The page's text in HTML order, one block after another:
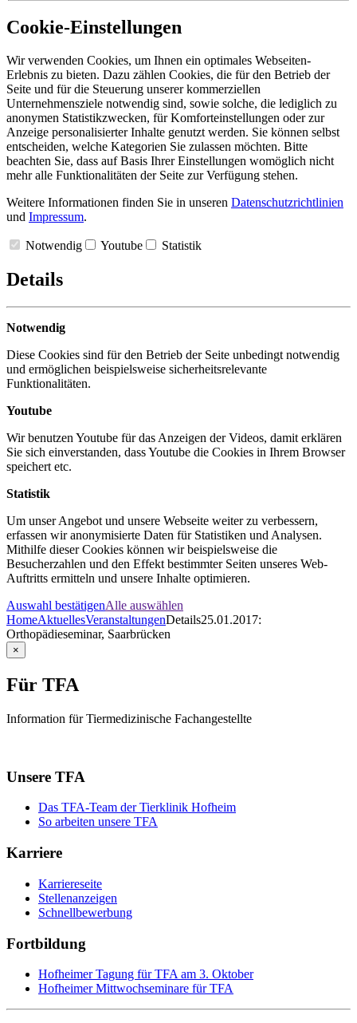
Cookie-Einstellungen
Wir verwenden Cookies, um Ihnen ein optimales Webseiten-
Erlebnis zu bieten. Dazu zählen Cookies, die für den Betrieb der
Seite und für die Steuerung unserer kommerziellen
Unternehmensziele notwendig sind, sowie solche, die lediglich zu
anonymen Statistikzwecken, für Komforteinstellungen oder zur
Anzeige personalisierter Inhalte genutzt werden. Sie können selbst
entscheiden, welche Kategorien Sie zulassen möchten. Bitte
beachten Sie, dass auf Basis Ihrer Einstellungen womöglich nicht
mehr alle Funktionalitäten der Seite zur Verfügung stehen.
Weitere Informationen finden Sie in unseren Datenschutzrichtlinien
und Impressum.
Notwendig Youtube Statistik
Details
Notwendig
Diese Cookies sind für den Betrieb der Seite unbedingt notwendig
und ermöglichen beispielsweise sicherheitsrelevante
Funktionalitäten.
Youtube
Wir benutzen Youtube für das Anzeigen der Videos, damit erklären
Sie sich einverstanden, dass Youtube die Cookies in Ihrem Browser
speichert etc.
Statistik
Um unser Angebot und unsere Webseite weiter zu verbessern,
erfassen wir anonymisierte Daten für Statistiken und Analysen.
Mithilfe dieser Cookies können wir beispielsweise die
Besucherzahlen und den Effekt bestimmter Seiten unseres Web-
Auftritts ermitteln und unsere Inhalte optimieren.
Auswahl bestätigenAlle auswählen
HomeAktuellesVeranstaltungenDetails25.01.2017:
Orthopädieseminar, Saarbrücken
×
Für TFA
Information für Tiermedizinische Fachangestellte
Unsere TFA
Das TFA-Team der Tierklinik Hofheim
So arbeiten unsere TFA
Karriere
Karriereseite
Stellenanzeigen
Schnellbewerbung
Fortbildung
Hofheimer Tagung für TFA am 3. Oktober
Hofheimer Mittwochseminare für TFA